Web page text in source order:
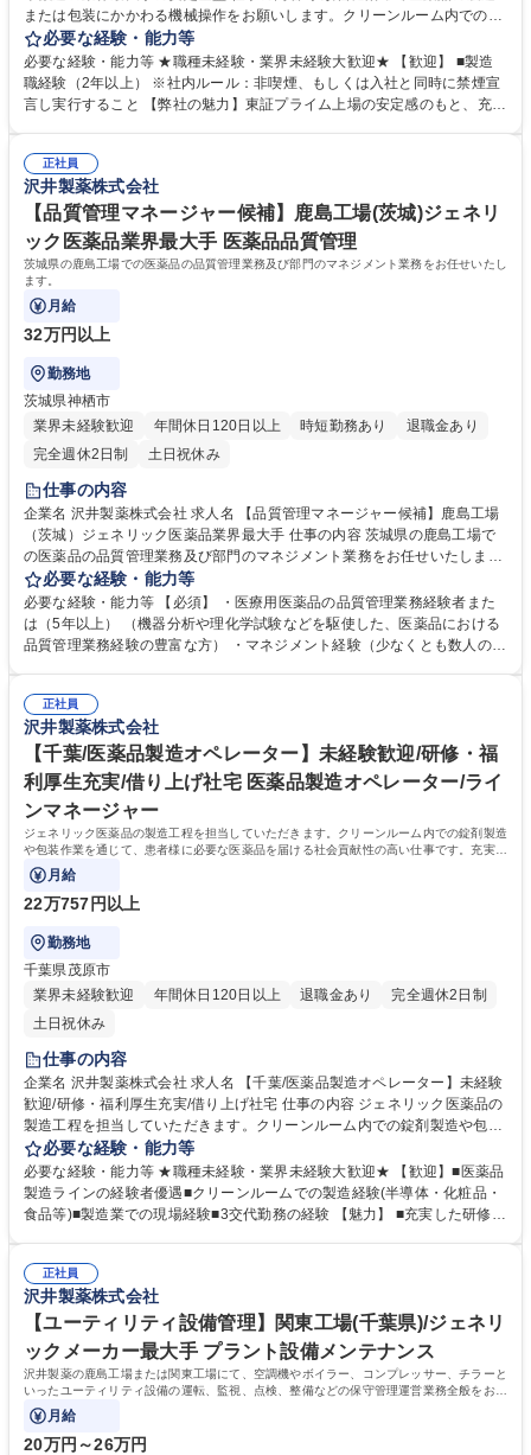
または包装にかかわる機械操作をお願いします。クリーンルーム内での作
業となり、衛生的な環境でお仕事していただけます。 【入社後について】
入社後は約半年にわたり研修を実施します。入社前の段階では専門的な知
識は不要です。医薬品製造を通じて社会貢献したいという意欲のある方は
ぜひご応募ください！ 【採用背景】事業拡大・生産量増加に伴い人員強化
必要な経験・能力等
必要な経験・能力等 ★職種未経験・業界未経験大歓迎★ 【歓迎】 ■製造
職経験（2年以上） ※社内ルール：非喫煙、もしくは入社と同時に禁煙宣
言し実行すること 【弊社の魅力】東証プライム上場の安定感のもと、充実
実。未経験でも安心の教育体制と、育休復職率ほぼ100％の「人を大切に
する文化」が自慢です。長く腰を据えて働ける環境が整っています。 学
歴・資格 学歴：大学院 大学 高専 短大 専修学校 高校 語学力： 資格：
正社員
沢井製薬株式会社
【品質管理マネージャー候補】鹿島工場(茨城)ジェネリ
ック医薬品業界最大手 医薬品品質管理
茨城県の鹿島工場での医薬品の品質管理業務及び部門のマネジメント業務をお任せいたし
ます。
月給
32万円以上
勤務地
茨城県神栖市
業界未経験歓迎
年間休日120日以上 時短勤務あり
退職金あり
完全週休2日制
土日祝休み
仕事の内容
企業名 沢井製薬株式会社 求人名 【品質管理マネージャー候補】鹿島工場
（茨城）ジェネリック医薬品業界最大手 仕事の内容 茨城県の鹿島工場で
の医薬品の品質管理業務及び部門のマネジメント業務をお任せいたしま
す。 ・工場での品質管理業務 （医薬品原料、製造中間品、製剤等の理化
学試験及び機器分析業務等） ・グループメンバーの進捗管理などマネージ
ャー業務 ・グループメンバーの指導・育成 募集職種 【品質管理マネージ
ャー候補】鹿島工場（茨城）ジェネリック医薬品業界最大手
必要な経験・能力等
必要な経験・能力等 【必須】 ・医療用医薬品の品質管理業務経験者また
は（5年以上） （機器分析や理化学試験などを駆使した、医薬品における
品質管理業務経験の豊富な方） ・マネジメント経験（少なくとも数人のマ
質を守る責任あるポジションです。年間休日129日、福利厚生も充実して
おり、ワークライフバランスを保ちながら長期的に活躍できる環境が整っ
ています。 学歴・資格 学歴：大学院 大学 高専 語学力： 資格：
正社員
沢井製薬株式会社
【千葉/医薬品製造オペレーター】未経験歓迎/研修・福
利厚生充実/借り上げ社宅 医薬品製造オペレーター/ライ
ンマネージャー
ジェネリック医薬品の製造工程を担当していただきます。クリーンルーム内での錠剤製造
や包装作業を通じて、患者様に必要な医薬品を届ける社会貢献性の高い仕事です。充実し
た研修制度があり未経験の方も安心です。
月給
22万757円以上
勤務地
千葉県茂原市
業界未経験歓迎
年間休日120日以上 退職金あり
完全週休2日制
土日祝休み
仕事の内容
企業名 沢井製薬株式会社 求人名 【千葉/医薬品製造オペレーター】未経験
歓迎/研修・福利厚生充実/借り上げ社宅 仕事の内容 ジェネリック医薬品の
製造工程を担当していただきます。クリーンルーム内での錠剤製造や包装
作業を通じて、患者様に必要な医薬品を届ける社会貢献性の高い仕事で
す。充実した研修制度があり未経験の方も安心です。 【具体的には】クリ
ーンルーム内で医薬品の製造ラインに入り、原料の秤量・混合、造粒、打
錠、コーティング、印刷といった製剤工程、またはPTP包装やボトル充填
す。 【業務内容の変更範囲】当社の指定する業務 募集職種 【千葉/医薬品
製造オペレーター】未経験歓迎/研修・福利厚生充実/借り上げ社宅
必要な経験・能力等
必要な経験・能力等 ★職種未経験・業界未経験大歓迎★ 【歓迎】■医薬品
製造ラインの経験者優遇■クリーンルームでの製造経験(半導体・化粧品・
食品等)■製造業での現場経験■3交代勤務の経験 【魅力】 ■充実した研修制
貢献性の高さ:ジェネリック医薬品トップメーカーとして患者様に必要な医
薬品を届けるとともに、医療費削減に貢献するやりがいを実感できます 学
歴・資格 学歴：大学院 大学 高専 短大 専修学校 高校 語学力： 資格：
正社員
沢井製薬株式会社
【ユーティリティ設備管理】関東工場(千葉県)/ジェネリ
ックメーカー最大手 プラント設備メンテナンス
沢井製薬の鹿島工場または関東工場にて、空調機やボイラー、コンプレッサー、チラーと
いったユーティリティ設備の運転、監視、点検、整備などの保守管理運営業務全般をお任
せします。
月給
20万円～26万円